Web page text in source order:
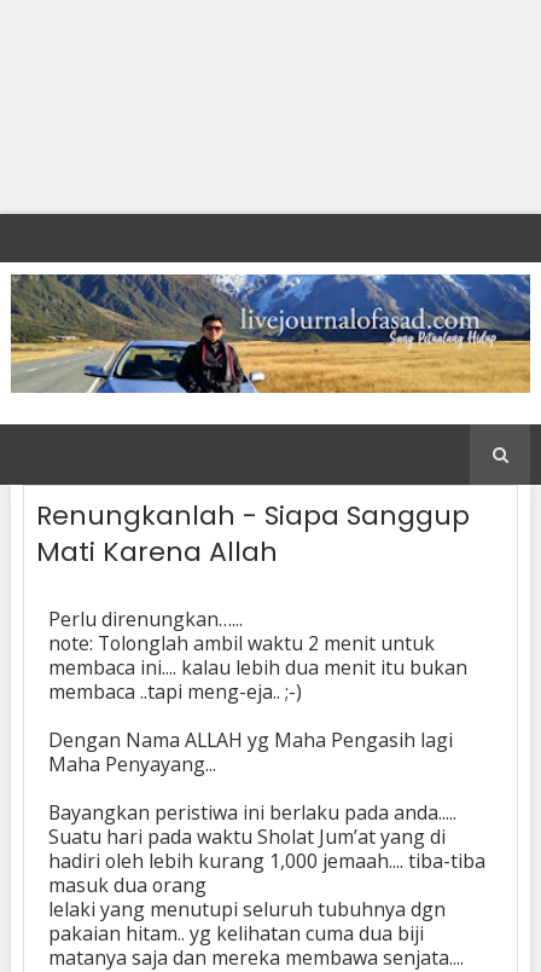
Renungkanlah - Siapa Sanggup
Mati Karena Allah
Perlu direnungkan…...
note: Tolonglah ambil waktu 2 menit untuk
membaca ini.... kalau lebih dua menit itu bukan
membaca ..tapi meng-eja.. ;-)
Dengan Nama ALLAH yg Maha Pengasih lagi
Maha Penyayang...
Bayangkan peristiwa ini berlaku pada anda.....
Suatu hari pada waktu Sholat Jum’at yang di
hadiri oleh lebih kurang 1,000 jemaah.... tiba-tiba
masuk dua orang
lelaki yang menutupi seluruh tubuhnya dgn
pakaian hitam.. yg kelihatan cuma dua biji
matanya saja dan mereka membawa senjata....